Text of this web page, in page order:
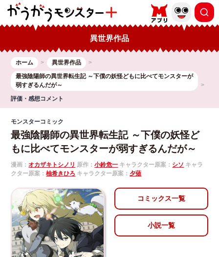
異世界作品
ホーム
異世界作品
最強陰陽師の異世界転生記 ～下僕の妖怪どもに比べてモンスターが
弱すぎるんだが～
評価・感想コメント
モンスターコミック
最強陰陽師の異世界転生記 ～下僕の妖怪ど
もに比べてモンスターが弱すぎるんだが～
漫画：オカザキトシノリ 原作：小鈴危一 キャラクター原案： シソ キャラ
クター原案：柚希きひろ キャラクター原案： 夕薙
コミックス一覧
小説一覧